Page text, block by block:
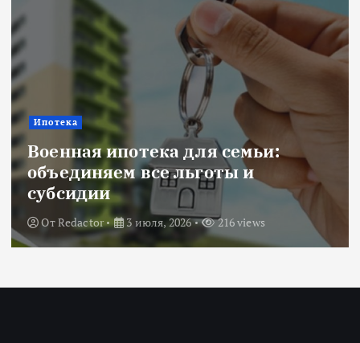
и
с
е
й
Ипотека
Военная ипотека для семьи:
объединяем все льготы и
субсидии
ОтRedactor 3 июля, 2026 216 views